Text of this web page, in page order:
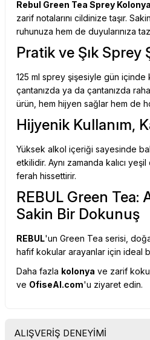
Rebul Green Tea Sprey Kolonya
zarif notalarını cildinize taşır.
ruhunuza hem de duyularınıza
Pratik ve Şık Sprey
125 ml sprey şişesiyle gün içinde
çantanızda ya da çantanızda
ürün, hem hijyen sağlar hem de
Hijyenik Kullanım,
Yüksek alkol içeriği sayesinde
etkilidir. Aynı zamanda kalıcı
ferah hissettirir.
REBUL Green Tea:
Sakin Bir Dokunuş
REBUL'un Green Tea serisi,
hafif kokular arayanlar için ideal
Daha fazla kolonya ve zarif
ve OfiseAl.com'u ziyaret edin.
ALIŞVERİŞ DENEYİMİ